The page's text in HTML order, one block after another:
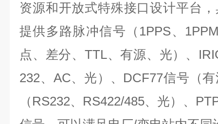
资源和开放式特殊接口设计平台
提供多路脉冲信号（ 1PPS 、
点、差分、 TTL、有源、光）、
232、 AC、光）、 DCF77信号（
（ RS232、 RS422/485、光）、